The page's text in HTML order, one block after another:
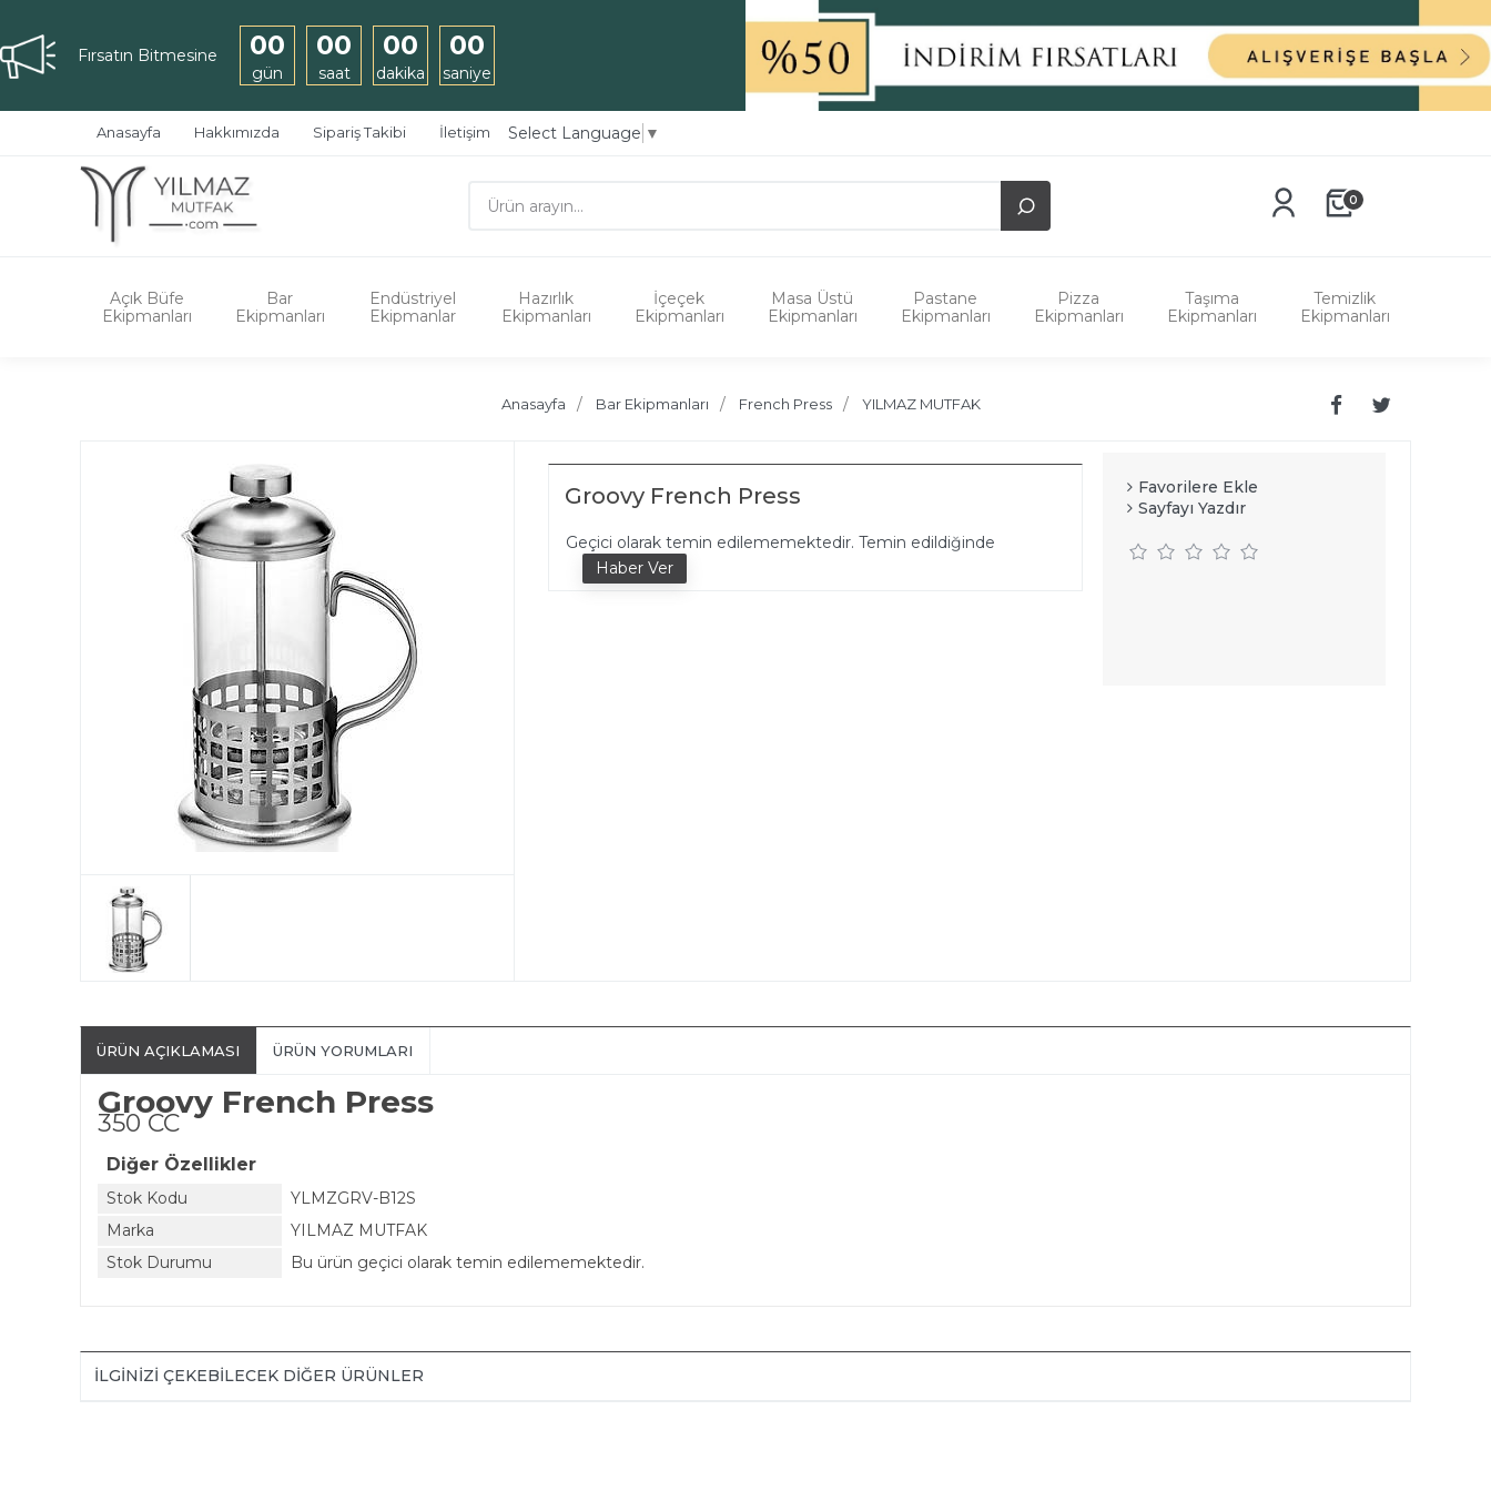
Fırsatın Bitmesine 00
gün
00
saat
00
dakika
00
saniye
Anasayfa Hakkımızda Sipariş Takibi İletişim Select Language ▼
0
Açık Büfe
Ekipmanları
Bar
Ekipmanları
Endüstriyel
Ekipmanlar
Hazırlık
Ekipmanları
İçeçek
Ekipmanları
Masa Üstü
Ekipmanları
Pastane
Ekipmanları
Pizza
Ekipmanları
Taşıma
Ekipmanları
Temizlik
Ekipmanları
Anasayfa Bar Ekipmanları French Press YILMAZ MUTFAK
Groovy French Press
Geçici olarak temin edilememektedir. Temin edildiğinde
Favorilere Ekle
Sayfayı Yazdır
ÜRÜN AÇIKLAMASI ÜRÜN YORUMLARI
Groovy French Press
350 CC
Diğer Özellikler
Stok Kodu
YLMZGRV-B12S
Marka
YILMAZ MUTFAK
Stok Durumu
Bu ürün geçici olarak temin edilememektedir.
İLGINIZI ÇEKEBILECEK DIĞER ÜRÜNLER